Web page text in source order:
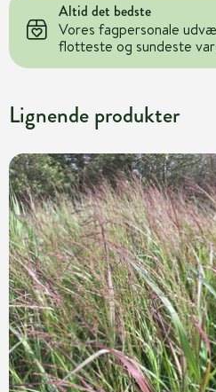
Altid det bedste
Vores fagpersonale
flotteste og sundeste
Lignende produkter